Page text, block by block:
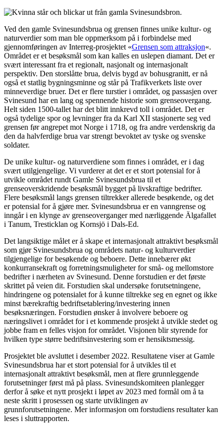
Ved den gamle Svinesundsbrua og grensen finnes unike kultur- og
naturverdier som man ble oppmerksom på i forbindelse med
gjennomføringen av Interreg-prosjektet «Grensen som attraksjon«.
Området er et besøksmål som kan kalles en uslepen diamant. Det er
svært interessant fra et regionalt, nasjonalt og internasjonalt
perspektiv. Den storslåtte brua, delvis bygd av bohusgranitt, er nå
også et statlig bygningsminne og står på Trafikverkets liste over
minneverdige bruer. Det er flere turstier i området, og passasjen over
Svinesund har en lang og spennende historie som grenseovergang.
Helt siden 1500-tallet har det blitt innkrevd toll i området. Det er
også tydelige spor og levninger fra da Karl XII stasjonerte seg ved
grensen før angrepet mot Norge i 1718, og fra andre verdenskrig da
den da halvferdige brua var strengt bevoktet av tyske og svenske
soldater.
De unike kultur- og naturverdiene som finnes i området, er i dag
svært utilgjengelige. Vi vurderer at det er et stort potensial for å
utvikle området rundt Gamle Svinesundsbrua til et
grenseoverskridende besøksmål bygget på livskraftige bedrifter.
Flere besøksmål langs grensen tiltrekker allerede besøkende, og det
er potensial for å gjøre mer. Svinesundsbrua er en vanngrense og
inngår i en klynge av grenseoverganger med nærliggende Älgafallet
i Tanum, Tresticklan og Kornsjö i Dals-Ed.
Det langsiktige målet er å skape et internasjonalt attraktivt besøksmål
som gjør Svinesundsbrua og områdets natur- og kulturverdier
tilgjengelige for besøkende og beboere. Dette innebærer økt
konkurransekraft og forretningsmuligheter for små- og mellomstore
bedrifter i nærheten av Svinesund. Denne forstudien er det første
skrittet på veien dit. Forstudien skal undersøke forutsetningene,
hindringene og potensialet for å kunne tiltrekke seg en egnet og ikke
minst bærekraftig bedriftsetablering/investering innen
besøksnæringen. Forstudien ønsker å involvere beboere og
næringslivet i området for i et kommende prosjekt å utvikle stedet og
jobbe fram en felles visjon for området. Visjonen blir styrende for
hvilken type større bedriftsinvestering som er hensiktsmessig.
Prosjektet ble avsluttet i desember 2022. Resultatene viser at Gamle
Svinesundsbrua har et stort potensial for å utvikles til et
internasjonalt attraktivt besøksmål, men at flere grunnleggende
forutsetninger først må på plass. Svinesundskomiteen planlegger
derfor å søke et nytt prosjekt i løpet av 2023 med formål om å ta
neste skritt i prosessen og starte utviklingen av
grunnforutsetningene. Mer informasjon om forstudiens resultater kan
leses i sluttrapporten.